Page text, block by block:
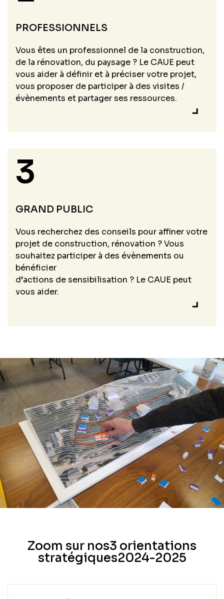
PROFESSIONNELS
Vous êtes un professionnel de la construction,
de la rénovation, du paysage ? Le CAUE peut
vous aider à définir et à préciser votre projet,
vous proposer de participer à des visites /
évènements et partager ses ressources.
3
GRAND PUBLIC
Vous recherchez des conseils pour affiner votre
projet de construction, rénovation ? Vous
souhaitez participer à des évènements ou
bénéficier
d’actions de sensibilisation ? Le CAUE peut
vous aider.
Zoom sur nos3 orientations
stratégiques2024-2025